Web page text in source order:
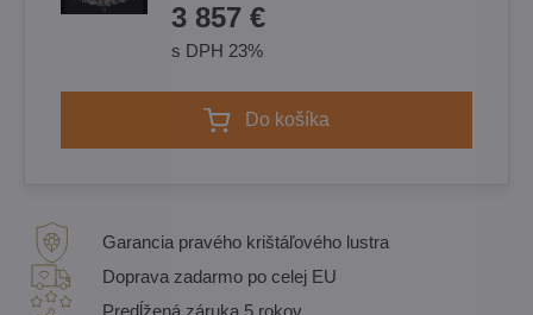
3 857 €
s DPH 23%
Do košíka
Garancia pravého krištáľového lustra
Doprava zadarmo po celej EU
Predĺžená záruka 5 rokov